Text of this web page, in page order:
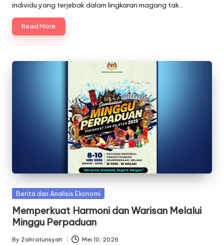
individu yang terjebak dalam lingkaran magang tak…
Read More
Posted
Berita dan Analisis Ekonomi
Memperkuat Harmoni dan Warisan Melalui
Minggu Perpaduan
By Zahratunsyah Mei 10, 2026